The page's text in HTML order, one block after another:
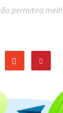
permitirá